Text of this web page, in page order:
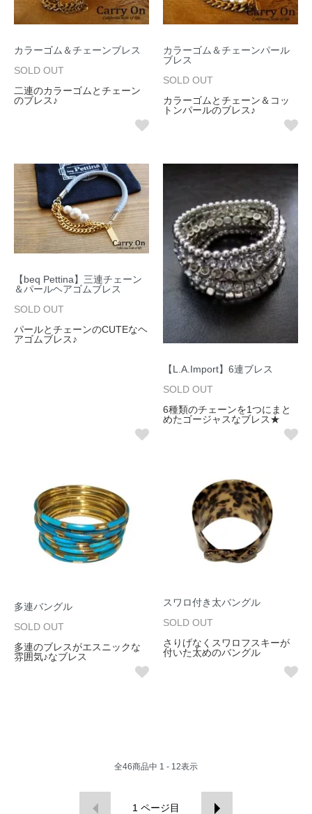
カラーゴム＆チェーンブレス
SOLD OUT
二連のカラーゴムとチェーン
のブレス♪
カラーゴム＆チェーンパール
ブレス
SOLD OUT
カラーゴムとチェーン＆コッ
トンパールのブレス♪
【beq Pettina】三連チェーン
＆パールヘアゴムブレス
SOLD OUT
パールとチェーンのCUTEなヘ
アゴムブレス♪
【L.A.Import】6連ブレス
SOLD OUT
6種類のチェーンを1つにまと
めたゴージャスなブレス★
多連バングル
SOLD OUT
多連のブレスがエスニックな
雰囲気♪なブレス
スワロ付き太バングル
SOLD OUT
さりげなくスワロフスキーが
付いた太めのバングル
全46商品中 1 - 12表示
1 ページ目